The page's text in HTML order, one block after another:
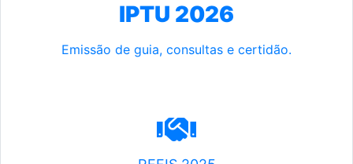
IPTU 2026
Emissão de guia, consultas e certidão.